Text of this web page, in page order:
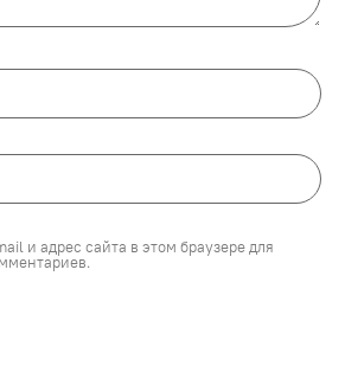
и адрес сайта в этом браузере для